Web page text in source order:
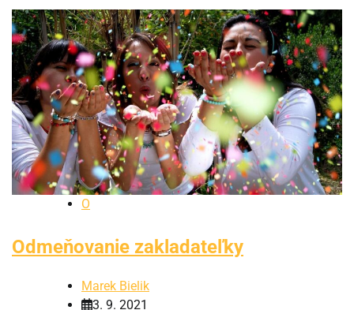
O
Odmeňovanie zakladateľky
Marek Bielik
3. 9. 2021